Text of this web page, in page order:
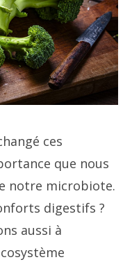
ces
que nous
notre microbiote.
digestifs ?
aussi à